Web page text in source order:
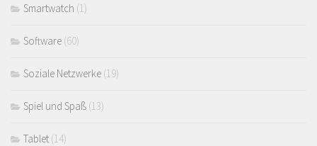
Smartwatch (1)
Software (60)
Soziale Netzwerke (19)
Spiel und Spaß (13)
Tablet (14)